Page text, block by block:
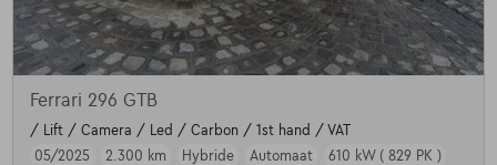
Ferrari 296 GTB
/ Lift / Camera / Led / Carbon / 1st hand / VAT
05/2025
2.300 km Hybride Automaat 610 kW ( 829 PK )